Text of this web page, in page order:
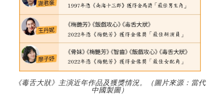
《毒舌大狀》主演近年作品及獲獎情況。（圖片來源：當代
中國製圖）